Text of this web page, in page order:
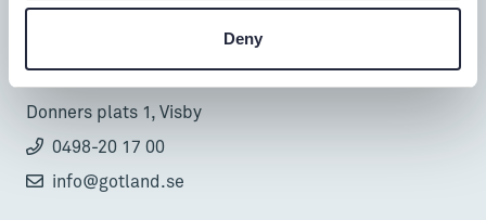
Deny
Donners plats 1, Visby
0498-20 17 00
info@gotland.se